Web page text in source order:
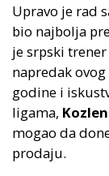
Upravo je rad
bio najbolja
je srpski
napredak
godine i
ligama,
mogao da
prodaju.